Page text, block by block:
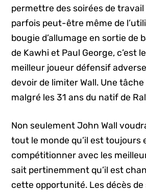
permettre des soirées de
parfois peut-être même de
bougie d’allumage en sortie de
de Kawhi et Paul George, c’est
meilleur joueur défensif
devoir de limiter Wall. Une tâche
malgré les 31 ans du natif de
Non seulement John Wall
tout le monde qu’il est toujours
compétitionner avec les
sait pertinemment qu’il est
cette opportunité. Les décès de